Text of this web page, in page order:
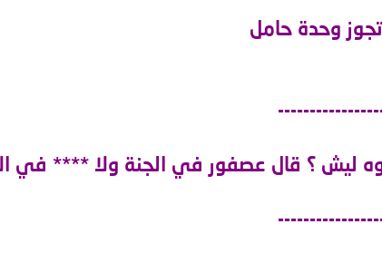
وحدة حامل
ليش ؟ قال عصفور في الجنة ولا **** في